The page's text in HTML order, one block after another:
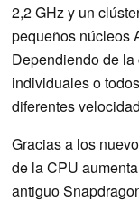
2,2 GHz y un
pequeños núcleos
Dependiendo de
individuales o
diferentes
Gracias a los
de la CPU
antiguo